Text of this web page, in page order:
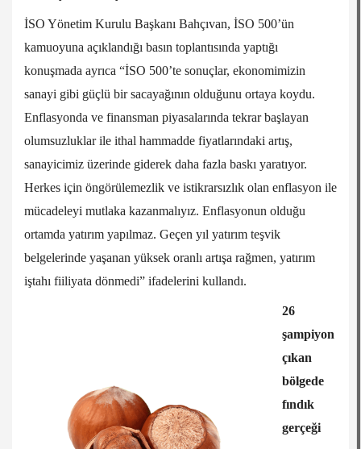
İSO Yönetim Kurulu Başkanı Bahçıvan, İSO 500’ün
kamuoyuna açıklandığı basın toplantısında yaptığı
konuşmada ayrıca “İSO 500’te sonuçlar, ekonomimizin
sanayi gibi güçlü bir sacayağının olduğunu ortaya koydu.
Enflasyonda ve finansman piyasalarında tekrar başlayan
olumsuzluklar ile ithal hammadde fiyatlarındaki artış,
sanayicimiz üzerinde giderek daha fazla baskı yaratıyor.
Herkes için öngörülemezlik ve istikrarsızlık olan enflasyon ile
mücadeleyi mutlaka kazanmalıyız. Enflasyonun olduğu
ortamda yatırım yapılmaz. Geçen yıl yatırım teşvik
belgelerinde yaşanan yüksek oranlı artışa rağmen, yatırım
iştahı fiiliyata dönmedi” ifadelerini kullandı.
26
şampiyon
çıkan
bölgede
fındık
gerçeği